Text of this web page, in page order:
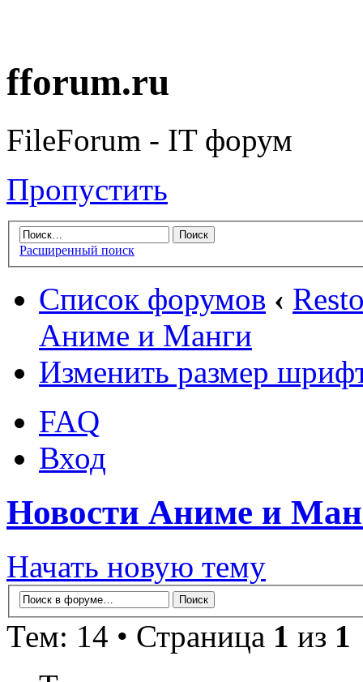
fforum.ru
FileForum - IT форум
Пропустить
Расширенный поиск
Список форумов ‹
Аниме и Манги
Изменить размер
FAQ
Вход
Новости Аниме и
Начать новую тему
Тем: 14 • Страница 1 из 1